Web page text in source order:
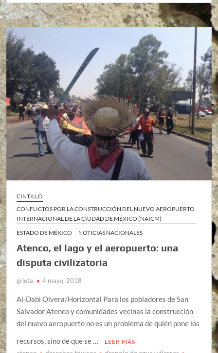
CINTILLO
CONFLICTOS POR LA CONSTRUCCIÓN DEL NUEVO AEROPUERTO
INTERNACIONAL DE LA CIUDAD DE MÉXICO (NAICM)
ESTADO DE MÉXICO
NOTICIAS NACIONALES
Atenco, el lago y el aeropuerto: una
disputa civilizatoria
grieta 4 mayo, 2018
Al-Dabi Olvera/Horizontal Para los pobladores de San
Salvador Atenco y comunidades vecinas la construcción
del nuevo aeropuerto no es un problema de quién pone los
recursos, sino de que se …
LEER MÁS